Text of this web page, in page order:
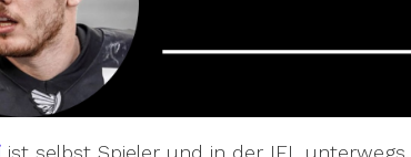
ist selbst Spieler und in der IFL